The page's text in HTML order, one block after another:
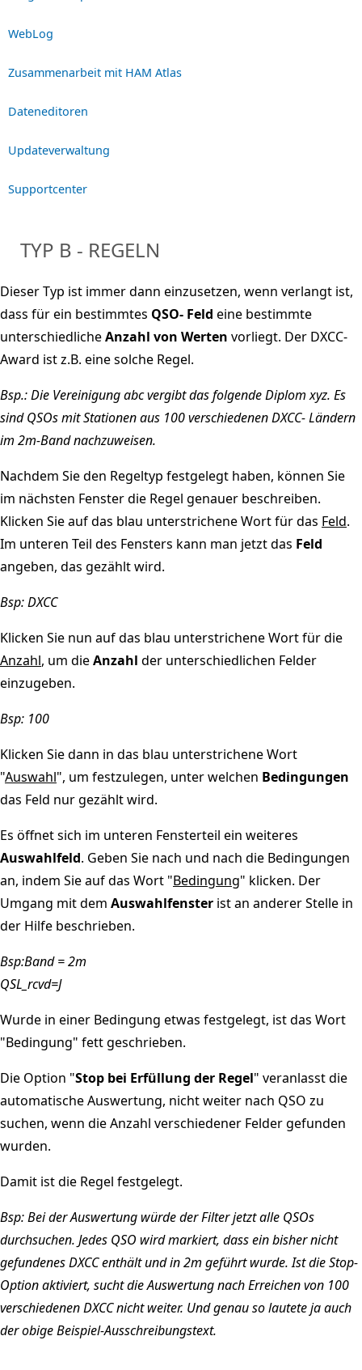
WebLog
Zusammenarbeit mit HAM Atlas
Dateneditoren
Updateverwaltung
Supportcenter
TYP B - REGELN
Dieser Typ ist immer dann einzusetzen, wenn verlangt ist,
dass für ein bestimmtes QSO- Feld eine bestimmte
unterschiedlicheAnzahl von Werten vorliegt. Der DXCC-
Award ist z.B. eine solche Regel.
Bsp.: Die Vereinigung abc vergibt das folgende Diplom xyz. Es
sind QSOs mit Stationen aus 100 verschiedenen DXCC- Ländern
im 2m-Band nachzuweisen.
Nachdem Sie den Regeltyp festgelegt haben, können Sie
im nächsten Fenster die Regel genauer beschreiben.
Klicken Sie auf das blau unterstrichene Wort für das Feld.
Im unteren Teil des Fensters kann man jetzt das Feld
angeben, das gezählt wird.
Bsp: DXCC
Klicken Sie nun auf das blau unterstrichene Wort für die
Anzahl, um dieAnzahl der unterschiedlichen Felder
einzugeben.
Bsp: 100
Klicken Sie dann in das blau unterstrichene Wort
"Auswahl", um festzulegen, unter welchen Bedingungen
das Feld nur gezählt wird.
Es öffnet sich im unteren Fensterteil ein weiteres
Auswahlfeld. Geben Sie nach und nach die Bedingungen
an, indem Sie auf das Wort "Bedingung" klicken. Der
Umgang mit dem Auswahlfenster ist an anderer Stelle in
der Hilfe beschrieben.
Bsp:Band = 2m
QSL_rcvd=J
Wurde in einer Bedingung etwas festgelegt, ist das Wort
"Bedingung" fett geschrieben.
Die Option "Stop bei Erfüllung der Regel" veranlasst die
automatische Auswertung, nicht weiter nach QSO zu
suchen, wenn die Anzahl verschiedener Felder gefunden
wurden.
Damit ist die Regel festgelegt.
Bsp: Bei der Auswertung würde der Filter jetzt alle QSOs
durchsuchen. Jedes QSO wird markiert, dass ein bisher nicht
gefundenes DXCC enthält und in 2m geführt wurde. Ist die Stop-
Option aktiviert, sucht die Auswertung nach Erreichen von 100
verschiedenen DXCC nicht weiter. Und genau so lautete ja auch
der obige Beispiel-Ausschreibungstext.